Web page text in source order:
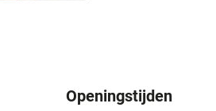
Openingstijden